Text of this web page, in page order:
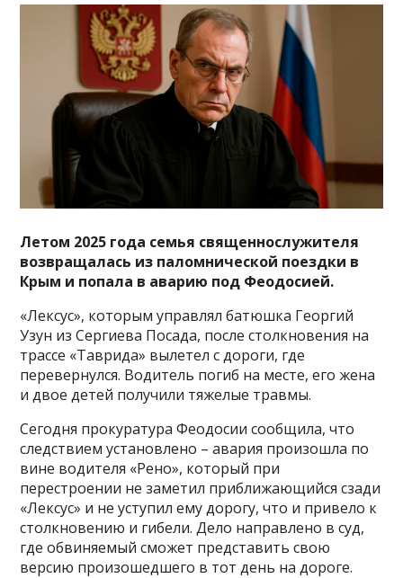
Летом 2025 года семья священнослужителя
возвращалась из паломнической поездки в
Крым и попала в аварию под Феодосией.
«Лексус», которым управлял батюшка Георгий
Узун из Сергиева Посада, после столкновения на
трассе «Таврида» вылетел с дороги, где
перевернулся. Водитель погиб на месте, его жена
и двое детей получили тяжелые травмы.
Сегодня прокуратура Феодосии сообщила, что
следствием установлено – авария произошла по
вине водителя «Рено», который при
перестроении не заметил приближающийся сзади
«Лексус» и не уступил ему дорогу, что и привело к
столкновению и гибели. Дело направлено в суд,
где обвиняемый сможет представить свою
версию произошедшего в тот день на дороге.